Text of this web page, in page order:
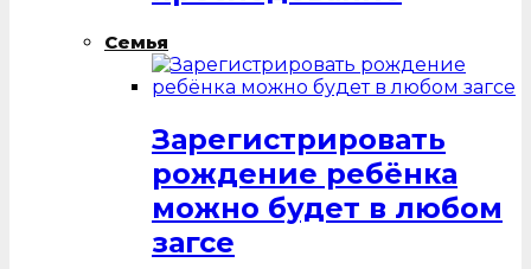
Семья
Зарегистрировать
рождение ребёнка
можно будет в любом
загсе